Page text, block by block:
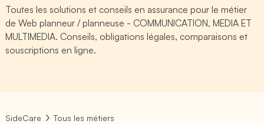
Toutes les solutions et conseils en assurance pour le métier
de Web planneur / planneuse - COMMUNICATION, MEDIA ET
MULTIMEDIA. Conseils, obligations légales, comparaisons et
souscriptions en ligne.
SideCare
Tous les métiers